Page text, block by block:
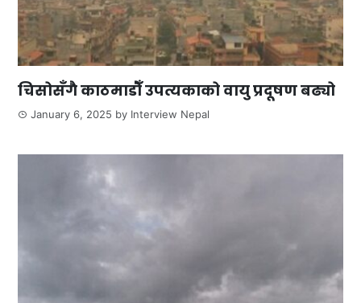
चिसोसँगै काठमाडौँ उपत्यकाको वायु प्रदूषण बढ्यो
January 6, 2025 by Interview Nepal